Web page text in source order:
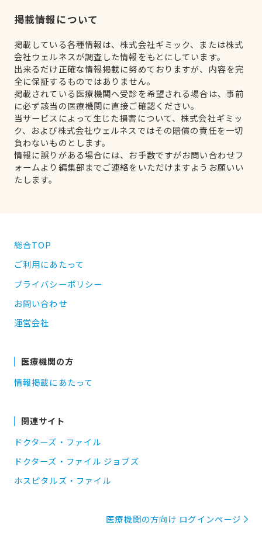
掲載情報について
掲載している各種情報は、株式会社ギミック、または株式
会社ウェルネスが調査した情報をもとにしています。
出来るだけ正確な情報掲載に努めておりますが、内容を完
全に保証するものではありません。
掲載されている医療機関へ受診を希望される場合は、事前
に必ず該当の医療機関に直接ご確認ください。
当サービスによって生じた損害について、株式会社ギミッ
ク、および株式会社ウェルネスではその賠償の責任を一切
負わないものとします。
情報に誤りがある場合には、お手数ですがお問い合わせフ
ォームより編集部までご連絡をいただけますようお願いい
たします。
総合TOP
ご利用にあたって
プライバシーポリシー
お問い合わせ
運営会社
医療機関の方
情報掲載にあたって
関連サイト
ドクターズ・ファイル
ドクターズ・ファイル ジョブズ
ホスピタルズ・ファイル
医療機関の方向け ログインページ